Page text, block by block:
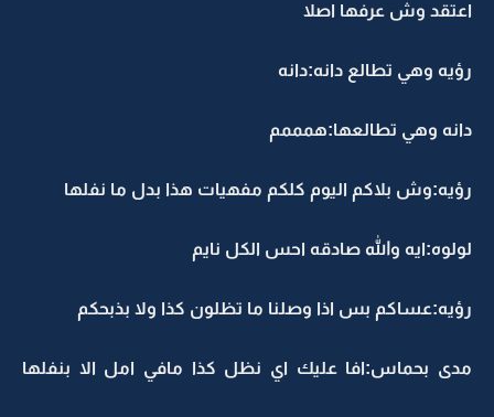
اعتقد وش عرفها اصلا
رؤيه وهي تطالع دانه:دانه
دانه وهي تطالعها:همممم
رؤيه:وش بلاكم اليوم كلكم مفهيات هذا بدل ما نفلها
لولوه:ايه والله صادقه احس الكل نايم
رؤيه:عساكم بس اذا وصلنا ما تظلون كذا ولا بذبحكم
مدى بحماس:افا عليك اي نظل كذا مافي امل الا بنفلها